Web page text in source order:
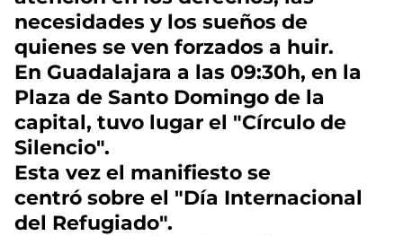
necesidades y los sueños de
quienes se ven forzados a huir.
En Guadalajara a las 09:30h, en la
Plaza de Santo Domingo de la
capital, tuvo lugar el "Círculo de
Silencio".
Esta vez el manifiesto se
centró sobre el "Día Internacional
del Refugiado".